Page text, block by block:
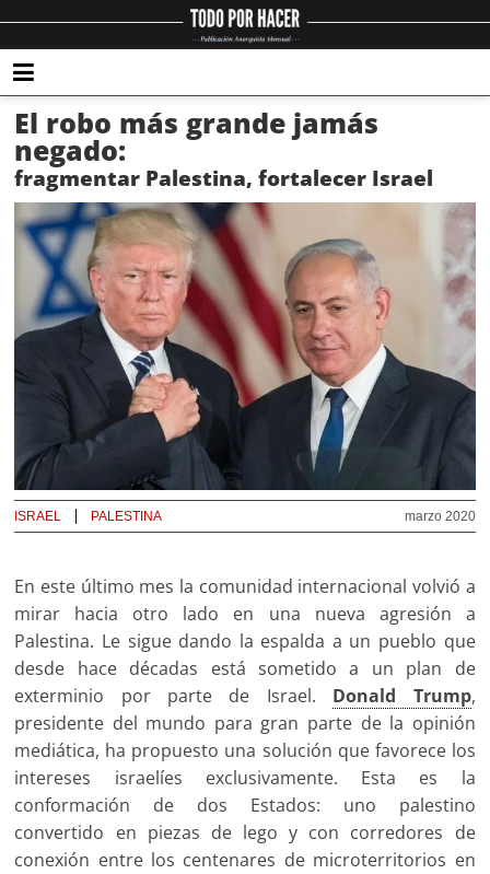
El robo más grande jamás
negado:
fragmentar Palestina, fortalecer Israel
marzo 2020
ISRAEL PALESTINA
En este último mes la comunidad internacional volvió a
mirar hacia otro lado en una nueva agresión a
Palestina. Le sigue dando la espalda a un pueblo que
desde hace décadas está sometido a un plan de
exterminio por parte de Israel. Donald Trump,
presidente del mundo para gran parte de la opinión
mediática, ha propuesto una solución que favorece los
intereses israelíes exclusivamente. Esta es la
conformación de dos Estados: uno palestino
convertido en piezas de lego y con corredores de
conexión entre los centenares de microterritorios en